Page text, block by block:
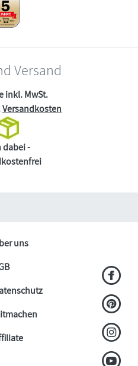
Versand
inkl. MwSt.
Versandkosten
dabei -
uns